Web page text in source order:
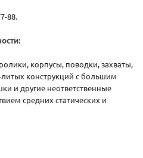
88.
корпусы, поводки, захваты,
конструкций с большим
и другие неответственные
средних статических и